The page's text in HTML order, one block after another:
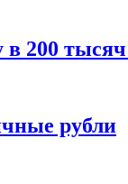
200
рубли